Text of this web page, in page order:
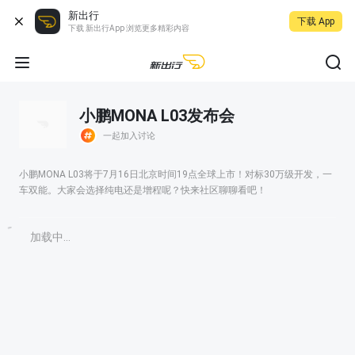
新出行
下载 新出行App 浏览更多精彩内容
下载 App
小鹏MONA L03发布会
一起加入讨论
小鹏MONA L03将于7月16日北京时间19点全球上市！对标30万级开发，一
车双能。大家会选择纯电还是增程呢？快来社区聊聊看吧！
加载中...